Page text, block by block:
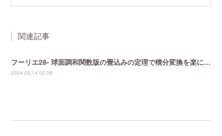
関連記事
フーリエ28- 球面調和関数版の畳込みの定理で積分変換を楽にする
2024.05.14 02:38